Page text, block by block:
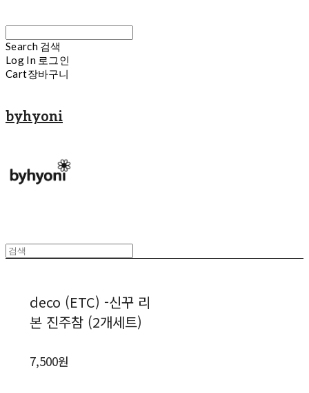
Search 검색
Log In 로그인
Cart장바구니
byhyoni
deco (ETC) -신꾸 리
본 진주참 (2개세트)
7,500원